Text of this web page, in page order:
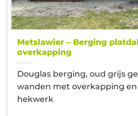
Metslawier – Berging
overkapping
Douglas berging, oud grijs
wanden met overkapping en
hekwerk